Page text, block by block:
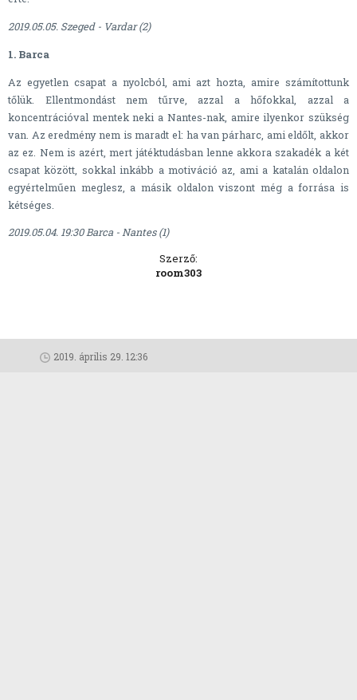
2019.05.05. Szeged - Vardar (2)
1. Barca
Az egyetlen csapat a nyolcból, ami azt hozta, amire számítottunk
tőlük. Ellentmondást nem tűrve, azzal a hőfokkal, azzal a
koncentrációval mentek neki a Nantes-nak, amire ilyenkor szükség
van. Az eredmény nem is maradt el: ha van párharc, ami eldőlt, akkor
az ez. Nem is azért, mert játéktudásban lenne akkora szakadék a két
csapat között, sokkal inkább a motiváció az, ami a katalán oldalon
egyértelműen meglesz, a másik oldalon viszont még a forrása is
kétséges.
2019.05.04. 19:30 Barca - Nantes (1)
Szerző:
room303
2019. április 29. 12:36